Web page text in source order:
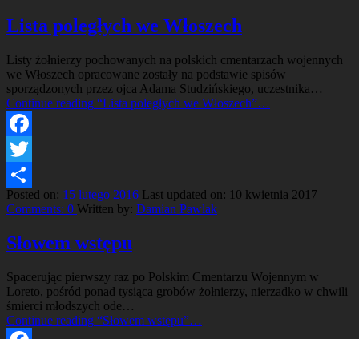
Lista poległych we Włoszech
Listy żołnierzy pochowanych na polskich cmentarzach wojennych
we Włoszech opracowane zostały na podstawie spisów
sporządzonych przez ojca Adama Studzińskiego, uczestnika…
Continue reading “Lista poległych we Włoszech”…
Facebook
Twitter
Share
Posted on: 15 lutego 2016 Last updated on: 10 kwietnia 2017
Comments: 0 Written by: Damian Pawlak
Słowem wstępu
Spacerując pierwszy raz po Polskim Cmentarzu Wojennym w
Loreto, pośród ponad tysiąca grobów żołnierzy, nierzadko w chwili
śmierci młodszych ode…
Continue reading “Słowem wstępu”…